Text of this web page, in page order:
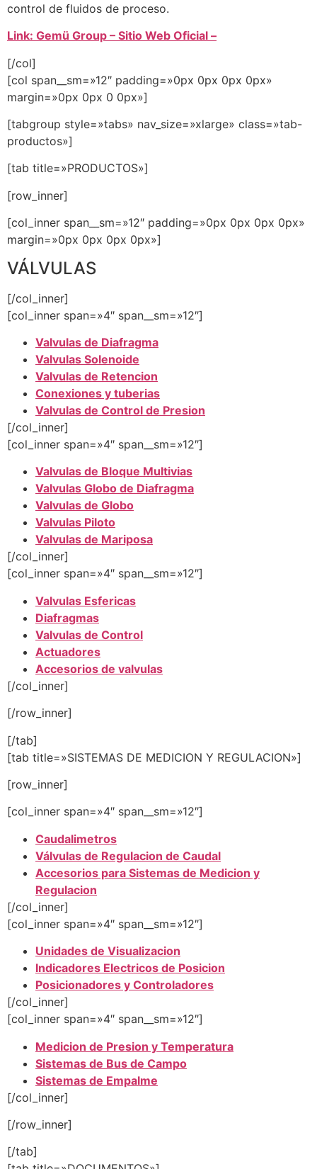
control de fluidos de proceso.
Link: Gemü Group – Sitio Web Oficial –
[/col]
[col span__sm=»12″ padding=»0px 0px 0px 0px»
margin=»0px 0px 0 0px»]
[tabgroup style=»tabs» nav_size=»xlarge» class=»tab-
productos»]
[tab title=»PRODUCTOS»]
[row_inner]
[col_inner span__sm=»12″ padding=»0px 0px 0px 0px»
margin=»0px 0px 0px 0px»]
VÁLVULAS
[/col_inner]
[col_inner span=»4″ span__sm=»12″]
Valvulas de Diafragma
Valvulas Solenoide
Valvulas de Retencion
Conexiones y tuberias
Valvulas de Control de Presion
[/col_inner]
[col_inner span=»4″ span__sm=»12″]
Valvulas de Bloque Multivias
Valvulas Globo de Diafragma
Valvulas de Globo
Valvulas Piloto
Valvulas de Mariposa
[/col_inner]
[col_inner span=»4″ span__sm=»12″]
Valvulas Esfericas
Diafragmas
Valvulas de Control
Actuadores
Accesorios de valvulas
[/col_inner]
[/row_inner]
[/tab]
[tab title=»SISTEMAS DE MEDICION Y REGULACION»]
[row_inner]
[col_inner span=»4″ span__sm=»12″]
Caudalimetros
Válvulas de Regulacion de Caudal
Accesorios para Sistemas de Medicion y
Regulacion
[/col_inner]
[col_inner span=»4″ span__sm=»12″]
Unidades de Visualizacion
Indicadores Electricos de Posicion
Posicionadores y Controladores
[/col_inner]
[col_inner span=»4″ span__sm=»12″]
Medicion de Presion y Temperatura
Sistemas de Bus de Campo
Sistemas de Empalme
[/col_inner]
[/row_inner]
[/tab]